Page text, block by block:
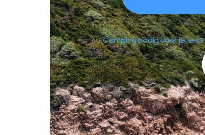
Camping nodig voor je reis?